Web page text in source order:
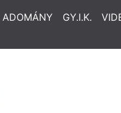
ADOMÁNY GY.I.K.